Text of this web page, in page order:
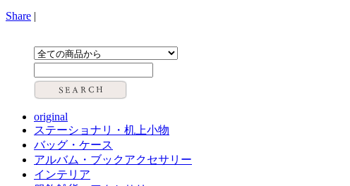
Share |
original
ステーショナリ・机上小物
バッグ・ケース
アルバム・ブックアクセサリー
インテリア